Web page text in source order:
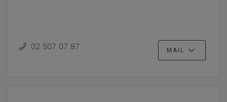
02 507 07 87 MAIL